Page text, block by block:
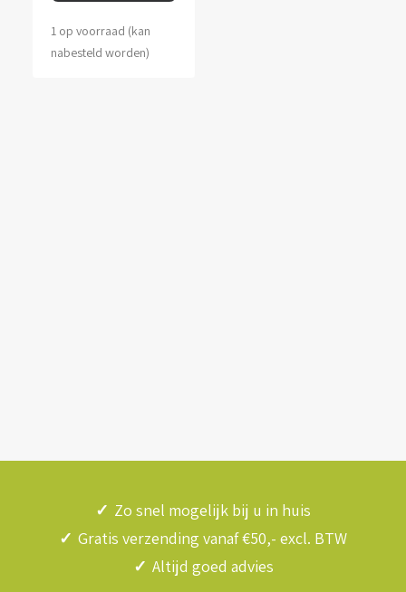
1 op voorraad (kan
nabesteld worden)
✓ Zo snel mogelijk bij u in huis
✓ Gratis verzending vanaf €50,- excl. BTW
✓ Altijd goed advies